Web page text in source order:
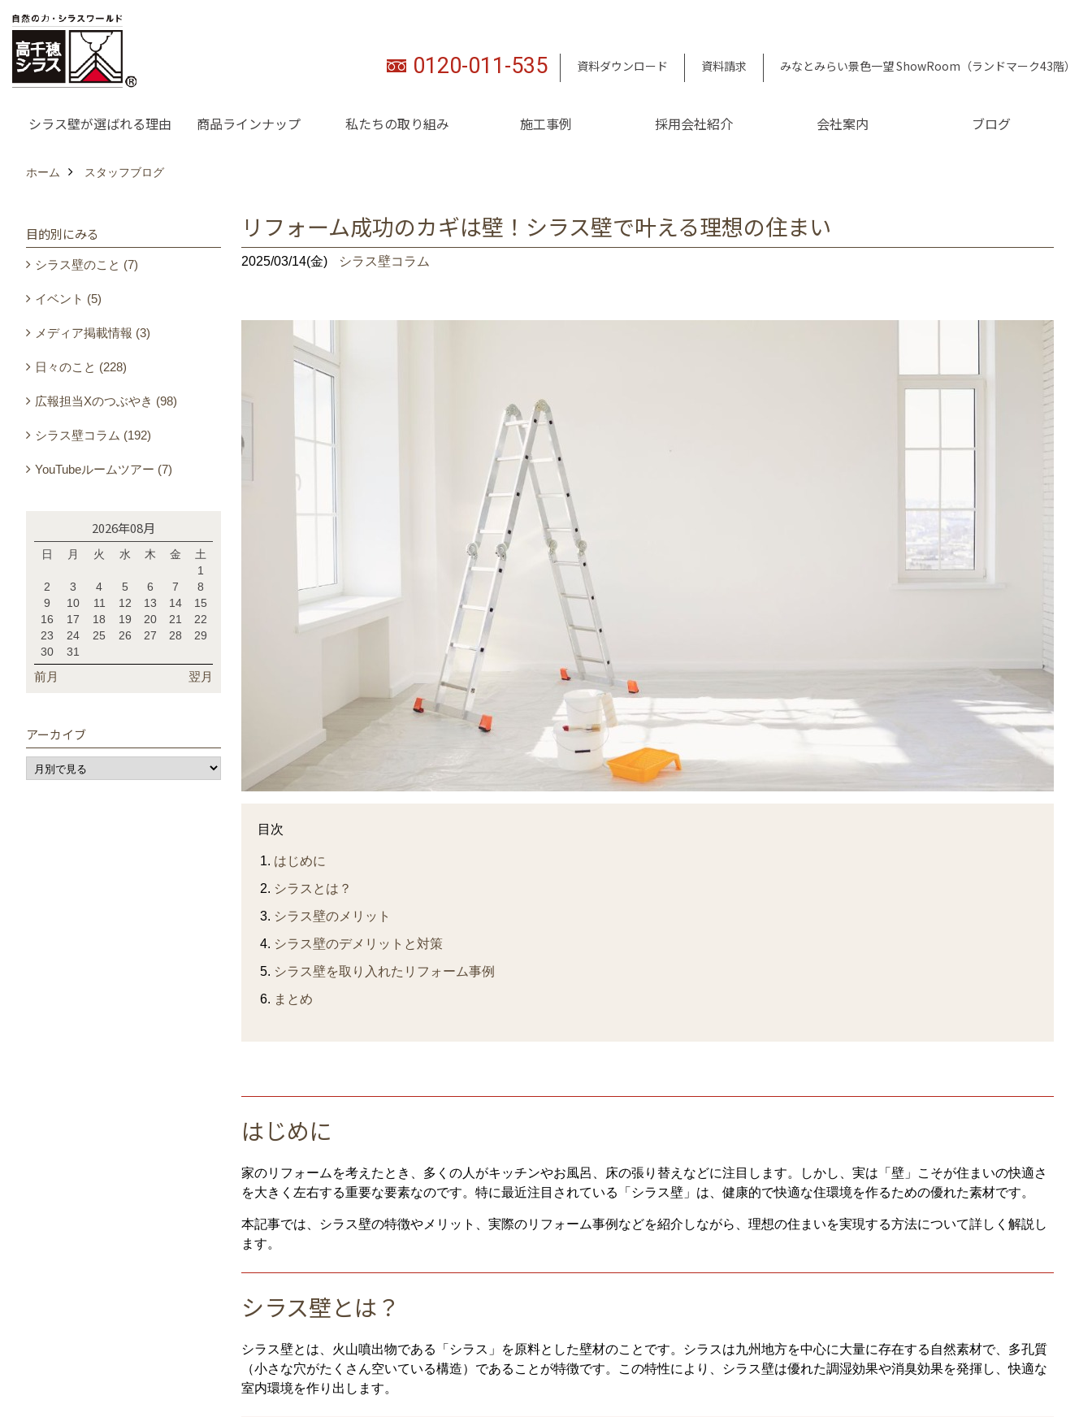
0120-011-535 資料ダウンロード 資料請求 みなとみらい景色一望 ShowRoom（ランドマーク43階）
シラス壁が選ばれる理由 商品ラインナップ 私たちの取り組み 施工事例 採用会社紹介 会社案内 ブログ
ホーム スタッフブログ
リフォーム成功のカギは壁！シラス壁で叶える理想の住まい
2025/03/14(金) シラス壁コラム
目次
はじめに
シラスとは？
シラス壁のメリット
シラス壁のデメリットと対策
シラス壁を取り入れたリフォーム事例
まとめ
はじめに
家のリフォームを考えたとき、多くの人がキッチンやお風呂、床の張り替えなどに注目します。しかし、実は「壁」こそが住まいの快適さ
を大きく左右する重要な要素なのです。特に最近注目されている「シラス壁」は、健康的で快適な住環境を作るための優れた素材です。
本記事では、シラス壁の特徴やメリット、実際のリフォーム事例などを紹介しながら、理想の住まいを実現する方法について詳しく解説し
ます。
シラス壁とは？
シラス壁とは、火山噴出物である「シラス」を原料とした壁材のことです。シラスは九州地方を中心に大量に存在する自然素材で、多孔質
（小さな穴がたくさん空いている構造）であることが特徴です。この特性により、シラス壁は優れた調湿効果や消臭効果を発揮し、快適な
室内環境を作り出します。
目的別にみる
シラス壁のこと (7)
イベント (5)
メディア掲載情報 (3)
日々のこと (228)
広報担当Xのつぶやき (98)
シラス壁コラム (192)
YouTubeルームツアー (7)
2026年08月
日 月 火 水 木 金
土
1
2
3 4 5 6 7
8
9
10 11 12 13 14
15
16
17 18 19 20 21
22
23
24 25 26 27 28
29
30
31
前月 翌月
アーカイブ